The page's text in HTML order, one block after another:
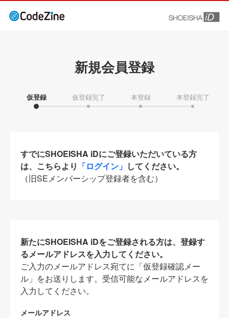
新規会員登録
仮登録 仮登録完了 本登録 本登録完了
すでにSHOEISHA iDにご登録いただいている方
は、こちらより 「ログイン」 してください。
（旧SEメンバーシップ登録者を含む）
新たにSHOEISHA iDをご登録される方は、登録す
るメールアドレスを入力してください。
ご入力のメールアドレス宛てに「仮登録確認メー
ル」をお送りします。受信可能なメールアドレスを
入力してください。
メールアドレス